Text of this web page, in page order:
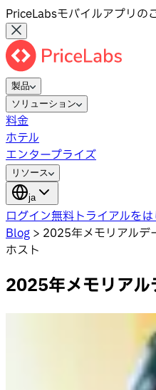
PriceLabsモバイルアプリの
製品
ソリューション
料金
ホテル
エンタープライズ
リソース
ja
ログイン無料トライアルを
Blog > 2025年メモリアルデ
ホスト
2025年メモリアル